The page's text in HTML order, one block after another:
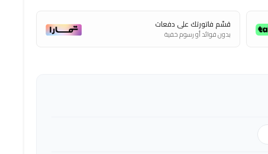
قسّم فاتورتك على دفعات
بدون فوائد أو رسوم خفية